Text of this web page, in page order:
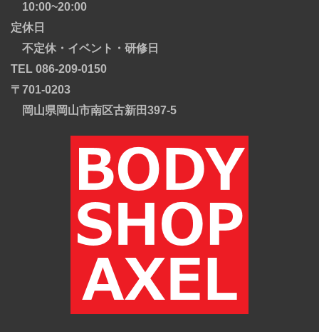
10:00~20:00
定休日
不定休・イベント・研修日
TEL 086-209-0150
〒701-0203
岡山県岡山市南区古新田397-5